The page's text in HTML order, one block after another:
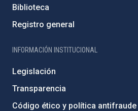
Biblioteca
Registro general
INFORMACIÓN INSTITUCIONAL
Legislación
Transparencia
Código ético y política antifraude